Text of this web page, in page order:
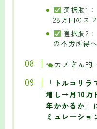
選択肢1
28万円のス
選択肢2
の不労所得へ
カメさん的
「 トルコリ
増し→月10万
年かかるか 」
ミュレーショ